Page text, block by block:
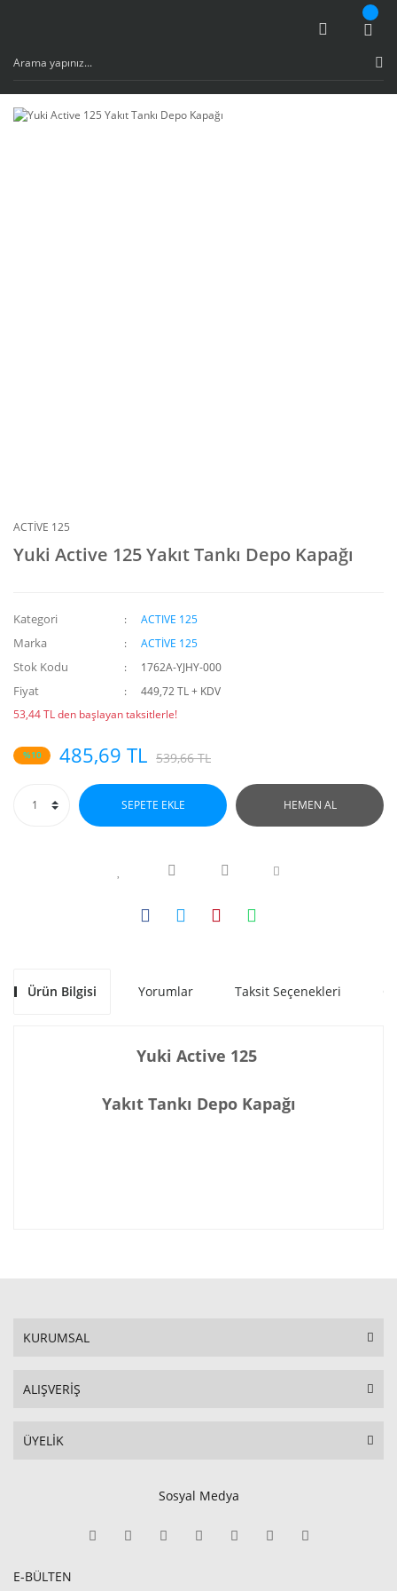
ACTİVE 125
Yuki Active 125 Yakıt Tankı Depo Kapağı
Kategori ACTIVE 125
Marka ACTİVE 125
Stok Kodu 1762A-YJHY-000
Fiyat
449,72 TL + KDV
53,44 TL den başlayan taksitlerle!
%10 485,69 TL 539,66 TL
SEPETE EKLE HEMEN AL
Ürün Bilgisi Yorumlar Taksit Seçenekleri
Yuki Active 125
Yakıt Tankı Depo Kapağı
KURUMSAL
ALIŞVERİŞ
ÜYELİK
Sosyal Medya
E-BÜLTEN